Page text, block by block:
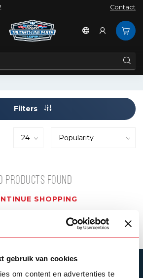
gebruik van cookies
om content en advertenties te
Contact
Filters
PRODUCTS FOUND
SHOPPING
NEWSLETTER